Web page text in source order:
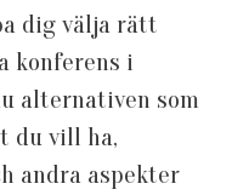
dig välja rätt
konferens i
alternativen som
du vill ha,
andra aspekter